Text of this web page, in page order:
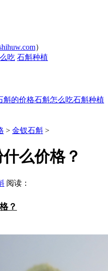
）
吃 石斛种植
斛的价格石斛怎么吃石斛种植
> 金钗石斛 >
么价格？
阅读：
？